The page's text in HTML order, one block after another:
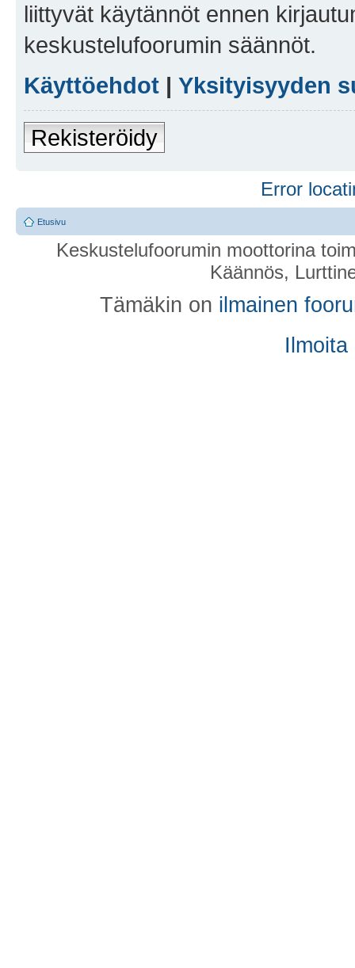
liittyvät käytännöt ennen
keskustelufoorumin säännöt.
Käyttöehdot | Yksityisyyden
Rekisteröidy
Error
Etusivu
Keskustelufoorumin moottorina
Käännös,
Tämäkin on ilmainen